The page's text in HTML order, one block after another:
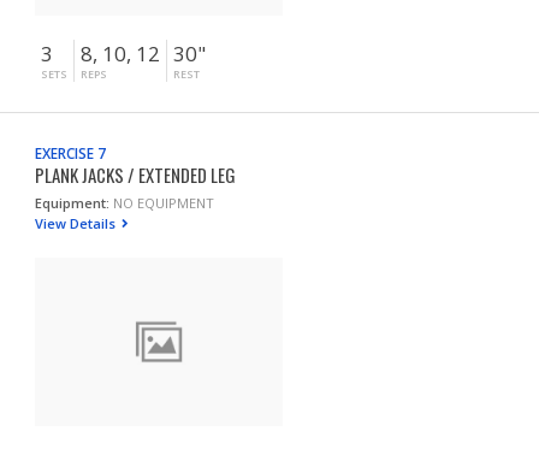
3
SETS
8, 10, 12
REPS
30"
REST
EXERCISE 7
PLANK JACKS / EXTENDED LEG
Equipment: NO EQUIPMENT
View Details